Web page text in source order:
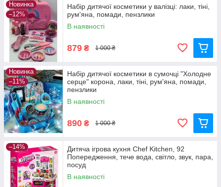
Новинка
–12%
Набір дитячої косметики у валізці: лаки, тіні,
рум'яна, помади, пензлики
В наявності
879 ₴ 1 000 ₴
Новинка
–11%
Набір дитячої косметики в сумочці "Холодне
серце" корона, лаки, тіні, рум'яна, помади,
пензлики
В наявності
890 ₴ 1 000 ₴
–14%
Дитяча ігрова кухня Chef Kitchen, 92
Попередження, тече вода, світло, звук, пара,
посуд
В наявності